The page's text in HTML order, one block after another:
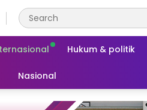
Hukum & politik
Nasional